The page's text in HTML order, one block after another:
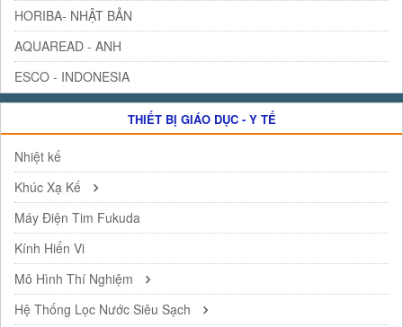
HORIBA- NHẬT BẢN
AQUAREAD - ANH
ESCO - INDONESIA
THIẾT BỊ GIÁO DỤC - Y TẾ
Nhiệt kế
Khúc Xạ Kế
Máy Điện Tim Fukuda
Kính Hiển Vi
Mô Hình Thí Nghiệm
Hệ Thống Lọc Nước Siêu Sạch